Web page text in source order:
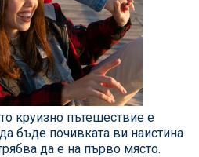
круизно пътешествие е
бъде почивката ви наистина
да е на първо място.